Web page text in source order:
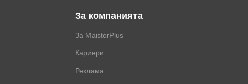
За компанията
За MaistorPlus
Кариери
Реклама